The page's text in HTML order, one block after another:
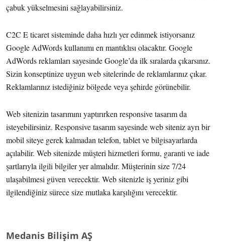
çabuk yükselmesini sağlayabilirsiniz.
C2C E ticaret sisteminde daha hızlı yer edinmek istiyorsanız
Google AdWords kullanımı en mantıklısı olacaktır. Google
AdWords reklamları sayesinde Google’da ilk sıralarda çıkarsınız.
Sizin konseptinize uygun web sitelerinde de reklamlarınız çıkar.
Reklamlarınız istediğiniz bölgede veya şehirde görünebilir.
Web sitenizin tasarımını yaptırırken responsive tasarım da
isteyebilirsiniz. Responsive tasarım sayesinde web siteniz ayrı bir
mobil siteye gerek kalmadan telefon, tablet ve bilgisayarlarda
açılabilir. Web sitenizde müşteri hizmetleri formu, garanti ve iade
şartlarıyla ilgili bilgiler yer almalıdır. Müşterinin size 7/24
ulaşabilmesi güven verecektir. Web sitenizle iş yeriniz gibi
ilgilendiğiniz sürece size mutlaka karşılığını verecektir.
Medanis Bilişim AŞ